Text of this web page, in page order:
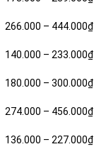
266.000 – 444.000₫
140.000 – 233.000₫
180.000 – 300.000₫
274.000 – 456.000₫
136.000 – 227.000₫